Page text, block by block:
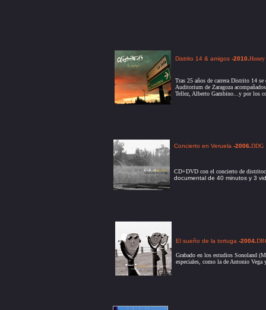
Distrito 14 & amigos -2010.Honey
Tras 25 años de carrera Distrito 14
Auditorium de Zaragoza
Tellez, Alberto Gambino...y por los
Concierto en Veruela -2006.DDG
CD+DVD con el concierto de
documental de 40 minutos y 3
El sueño de la tortuga -2004.
Grabado en los estudios Sonoland
especiales, como la de Antonio Vega